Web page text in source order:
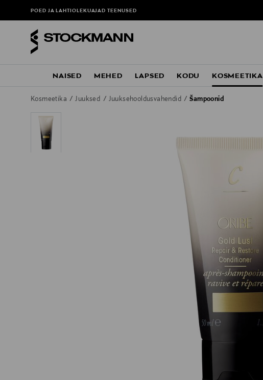
POED JA LAHTIOLEKUAJADTEENUSED
NAISED MEHED LAPSED KODU KOSMEETIKA
Kosmeetika Juuksed Juuksehooldusvahendid Šampoonid